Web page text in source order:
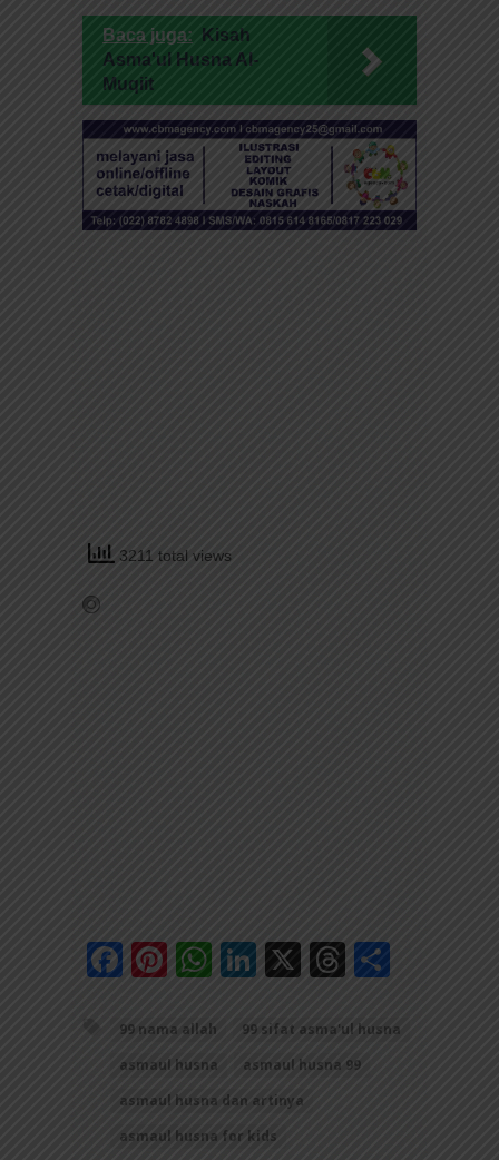
Baca juga:
Kisah
Asma'ul Husna Al-
Muqiit
3211 total views
Facebook
Pinterest
WhatsApp
LinkedIn
X Threads
99 nama allah
99 sifat asma'ul husna
asmaul husna
asmaul husna 99
asmaul husna dan artinya
asmaul husna for kids